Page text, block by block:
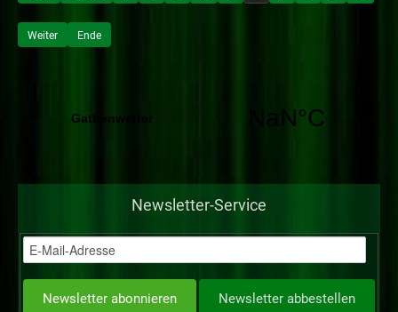
Weiter Ende
Newsletter-Service